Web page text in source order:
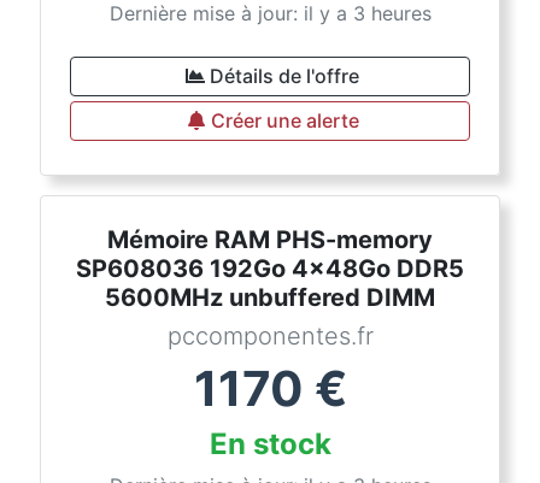
Dernière mise à jour: il y a 3 heures
Détails de l'offre
Créer une alerte
Mémoire RAM PHS-memory
SP608036 192Go 4x48Go DDR5
5600MHz unbuffered DIMM
pccomponentes.fr
1170 €
En stock